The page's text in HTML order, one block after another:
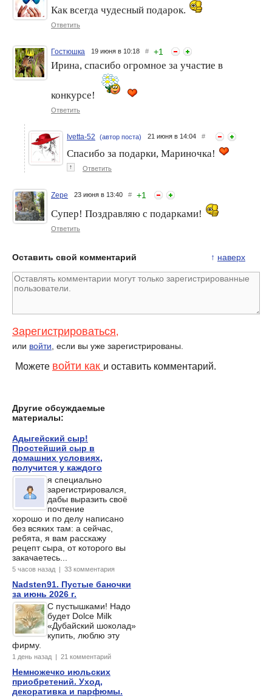
Как всегда чудесный подарок.
Ответить
Гостюшка 19 июня в 10:18 # +1
Ирина, спасибо огромное за участие в
конкурсе!
Ответить
Ivetta-52 (автор поста) 21 июня в 14:04 #
Спасибо за подарки, Мариночка!
↑ Ответить
Zepe 23 июня в 13:40 # +1
Супер! Поздравляю с подарками!
Ответить
↑ наверх
Оставить свой комментарий
Зарегистрироваться,
или войти, если вы уже зарегистрированы.
Можете войти как и оставить комментарий.
Другие обсуждаемые
материалы:
Адыгейский сыр!
Простейший сыр в
домашних условиях,
получится у каждого
я специально
зарегистрировался,
дабы выразить своё
почтение
хорошо и по делу написано
без всяких там: а сейчас,
ребята, я вам расскажу
рецепт сыра, от которого вы
закачаетесь...
5 часов назад | 33 комментария
Nadsten91. Пустые баночки
за июнь 2026 г.
С пустышками! Надо
будет Dolce Milk
«Дубайский шоколад»
купить, люблю эту
фирму.
1 день назад | 21 комментарий
Немножечко июльских
приобретений. Уход,
декоративка и парфюмы.